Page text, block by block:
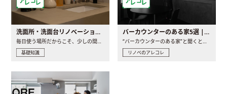
洗面所・洗面台リノベーションの事例と間取りアイデア
毎日使う場所だからこそ、少しの間取りの工夫や素材の選び方で..
基礎知識
バーカウンターのある家5選 | 日常に馴染む“距離の近い”キッチンとは
“バーカウンターのある家”と聞くと、少し特別な、大人のための..
リノベのアレコレ